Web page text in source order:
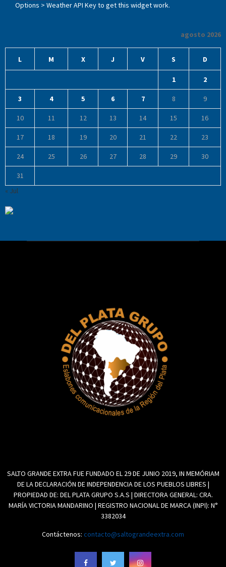
Options > Weather API Key to get this widget work.
agosto 2026
L M X J V S D
1 2
3 4 5 6 7 8 9
10 11 12 13 14 15 16
17 18 19 20 21 22 23
24 25 26 27 28 29 30
31
« Jul
SALTO GRANDE EXTRA FUE FUNDADO EL 29 DE JUNIO 2019, IN MEMÓRIAM
DE LA DECLARACIÓN DE INDEPENDENCIA DE LOS PUEBLOS LIBRES |
PROPIEDAD DE: DEL PLATA GRUPO S.A.S | DIRECTORA GENERAL: CRA.
MARÍA VICTORIA MANDARINO | REGISTRO NACIONAL DE MARCA (INPI): N°
3382034
Contáctenos: contacto@saltograndeextra.com